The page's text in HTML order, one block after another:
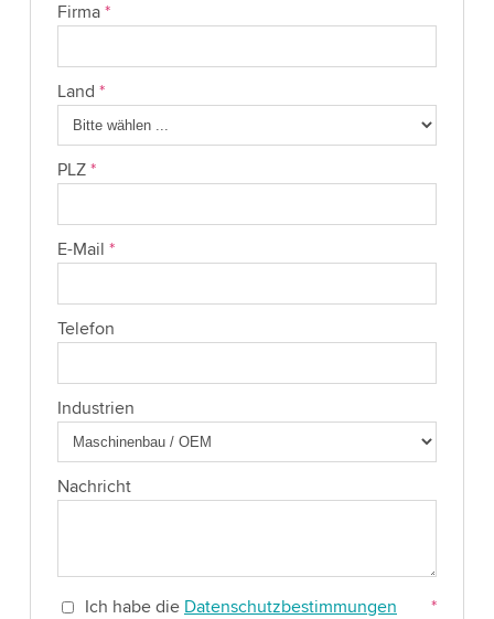
Firma *
Land *
PLZ *
E-Mail *
Telefon
Industrien
Nachricht
Ich habe die Datenschutzbestimmungen
*